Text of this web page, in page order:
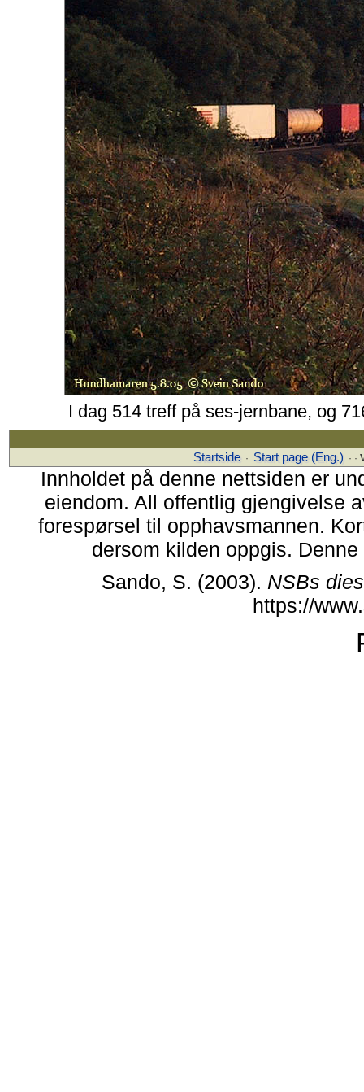
I dag 514 treff på ses-jernbane, og
Startside · Start page (Eng.) · ·
Innholdet på denne nettsiden er
eiendom. All offentlig gjengivelse
forespørsel til opphavsmannen.
dersom kilden oppgis.
Sando, S. (2003). NSBs
https://